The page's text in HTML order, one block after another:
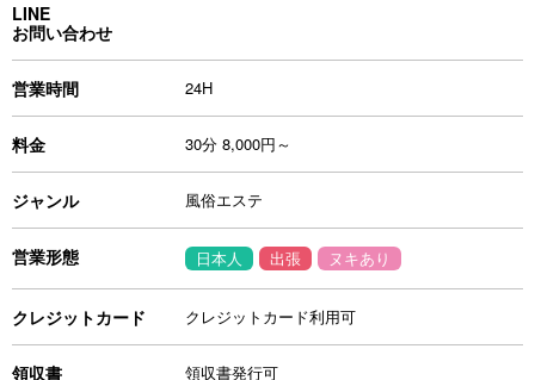
LINE
お問い合わせ
営業時間 24H
料金 30分 8,000円～
ジャンル 風俗エステ
営業形態 日本人 出張 ヌキあり
クレジットカード クレジットカード利用可
領収書 領収書発行可